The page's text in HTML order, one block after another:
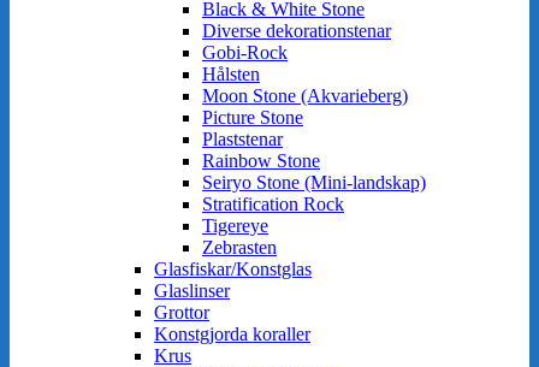
Black & White Stone
Diverse dekorationstenar
Gobi-Rock
Hålsten
Moon Stone (Akvarieberg)
Picture Stone
Plaststenar
Rainbow Stone
Seiryo Stone (Mini-landskap)
Stratification Rock
Tigereye
Zebrasten
Glasfiskar/Konstglas
Glaslinser
Grottor
Konstgjorda koraller
Krus